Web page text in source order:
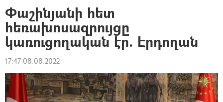
Փաշինյանի հետ
հեռախոսազրույցը
կառուցողական էր. Էրդողան
17:47 08.08.2022